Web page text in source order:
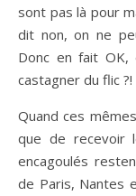
sont pas là pour
dit non, on ne
Donc en fait
castagner du flic ?!
Quand ces
que de recevoir
encagoulés
de Paris, Nantes